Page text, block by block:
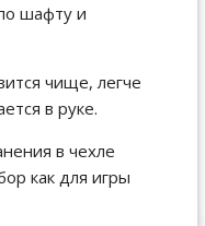
шафту и
чище, легче
в руке.
в чехле
как для игры